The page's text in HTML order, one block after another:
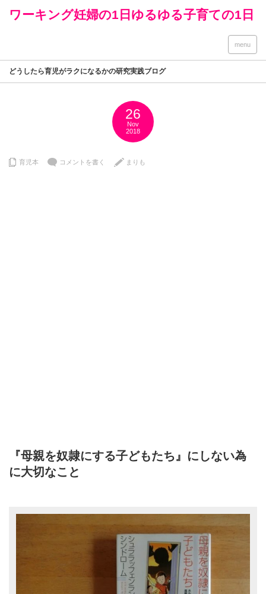
ワーキング妊婦の1日ゆるゆる子育ての1日
menu
どうしたら育児がラクになるかの研究実践ブログ
26
Nov
2018
育児本 コメントを書く まりも
『母親を奴隷にする子どもたち』にしない為
に大切なこと